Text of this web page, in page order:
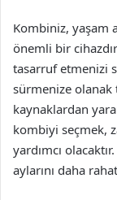
Kombiniz, yaşam
önemli bir
tasarruf etmenizi
sürmenize olanak
kaynaklardan
kombiyi seçmek,
yardımcı
aylarını daha